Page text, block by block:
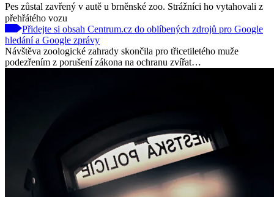
Pes zůstal zavřený v autě u brněnské zoo. Strážníci ho vytahovali z
přehřátého vozu
Přidejte si obsah Centrum.cz do oblíbených zdrojů pro Google
hledání a Google zprávy
Návštěva zoologické zahrady skončila pro třicetiletého muže
podezřením z porušení zákona na ochranu zvířat…